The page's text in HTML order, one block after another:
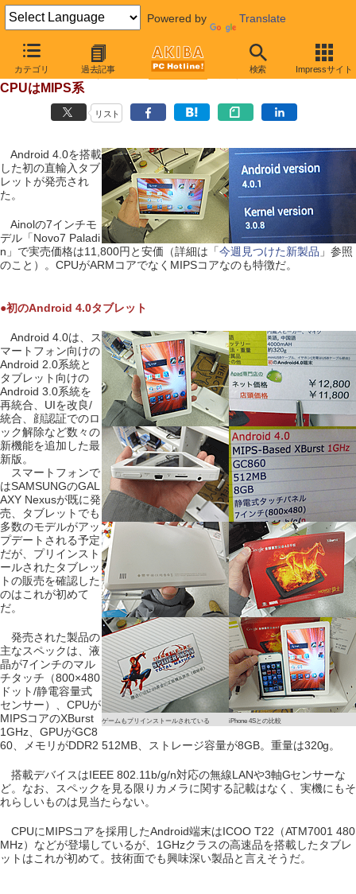
Powered by Translate
カテゴリ 過去記事 検索 Impressサイト
【 2012年1月7日 】
初のAndroid 4.0タブレットが11,800円で販売中
CPUはMIPS系
リスト
Android 4.0を搭載
した初の直輸入タブ
レットが発売され
た。
Ainolの7インチモ
デル「Novo7 Paladi
n」で実売価格は11,800円と安価（詳細は「今週見つけた新製品 」参照
のこと）。CPUがARMコアでなくMIPSコアなのも特徴だ。
●初のAndroid 4.0タブレット
ゲームもプリインストールされている iPhone 4Sとの比較
Android 4.0は、ス
マートフォン向けの
Android 2.0系統と
タブレット向けの
Android 3.0系統を
再統合、UIを改良/
統合、顔認証でのロ
ック解除など数々の
新機能を追加した最
新版。
スマートフォンで
はSAMSUNGのGAL
AXY Nexusが既に発
売、タブレットでも
多数のモデルがアッ
プデートされる予定
だが、プリインスト
ールされたタブレッ
トの販売を確認した
のはこれが初めて
だ。
発売された製品の
主なスペックは、液
晶が7インチのマル
チタッチ（800×480
ドット/静電容量式
センサー）、CPUが
MIPSコアのXBurst
1GHz、GPUがGC8
60、メモリがDDR2 512MB、ストレージ容量が8GB。重量は320g。
搭載デバイスはIEEE 802.11b/g/n対応の無線LANや3軸Gセンサーな
ど。なお、スペックを見る限りカメラに関する記載はなく、実機にもそ
れらしいものは見当たらない。
CPUにMIPSコアを採用したAndroid端末はICOO T22（ATM7001 480
MHz）などが登場しているが、1GHzクラスの高速品を搭載したタブレ
ットはこれが初めて。技術面でも興味深い製品と言えそうだ。